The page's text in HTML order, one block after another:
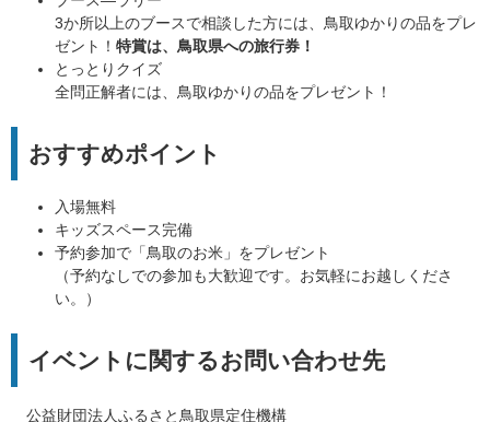
3か所以上のブースで相談した方には、鳥取ゆかりの品をプレ
ゼント！ 特賞は、鳥取県への旅行券！
とっとりクイズ
全問正解者には、鳥取ゆかりの品をプレゼント！
おすすめポイント
入場無料
キッズスペース完備
予約参加で「鳥取のお米」をプレゼント
（予約なしでの参加も大歓迎です。お気軽にお越しくださ
い。）
イベントに関するお問い合わせ先
公益財団法人ふるさと鳥取県定住機構